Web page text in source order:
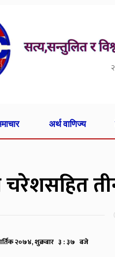
अर्थ वाणिज्य
२०७४, शुक्रबार ३ : ३७ बजे